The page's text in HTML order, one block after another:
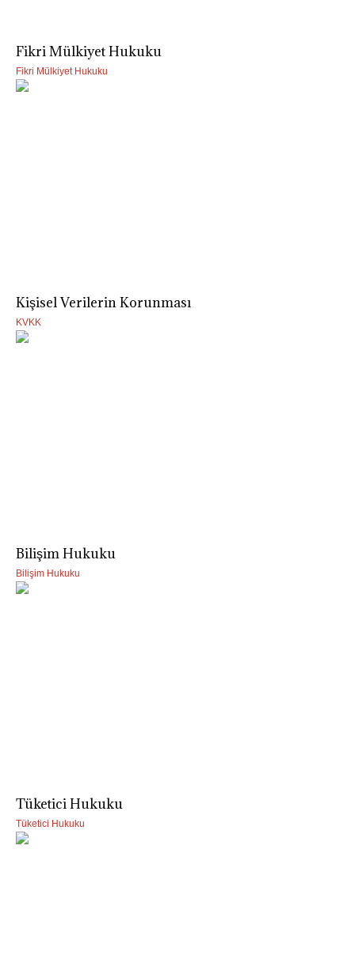
Fikri Mülkiyet Hukuku
Fikri Mülkiyet Hukuku
Kişisel Verilerin Korunması
KVKK
Bilişim Hukuku
Bilişim Hukuku
Tüketici Hukuku
Tüketici Hukuku